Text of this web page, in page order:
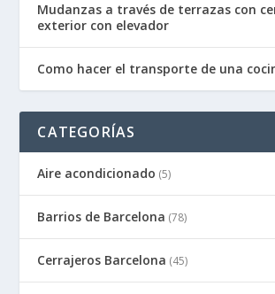
Mudanzas a través de terrazas con
exterior con elevador
Como hacer el transporte de una
CATEGORÍAS
Aire acondicionado (5)
Barrios de Barcelona (78)
Cerrajeros Barcelona (45)